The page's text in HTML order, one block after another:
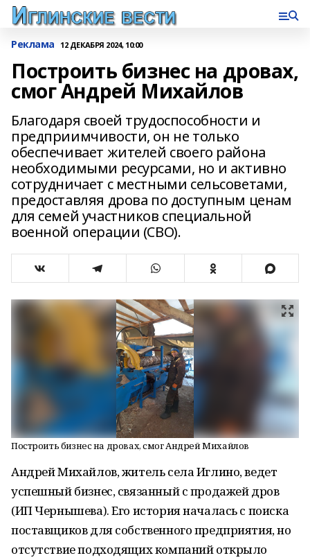
Реклама 12 ДЕКАБРЯ 2024, 10:00
Построить бизнес на дровах,
смог Андрей Михайлов
Благодаря своей трудоспособности и
предприимчивости, он не только
обеспечивает жителей своего района
необходимыми ресурсами, но и активно
сотрудничает с местными сельсоветами,
предоставляя дрова по доступным ценам
для семей участников специальной
военной операции (СВО).
Построить бизнес на дровах, смог Андрей Михайлов
Андрей Михайлов, житель села Иглино, ведет
успешный бизнес, связанный с продажей дров
(ИП Чернышева). Его история началась с поиска
поставщиков для собственного предприятия, но
отсутствие подходящих компаний открыло